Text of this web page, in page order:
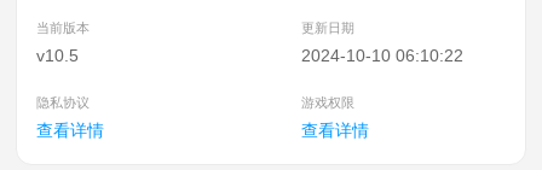
当前版本 更新日期
v10.5 2024-10-10 06:10:22
隐私协议 游戏权限
查看详情 查看详情